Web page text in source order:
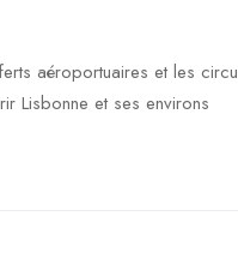
aéroportuaires et les
Lisbonne et ses environs